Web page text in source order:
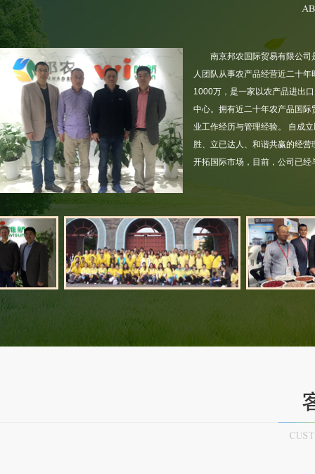
南京邦农国际贸易有限公
人团队从事农产品经营近二十
1000万，是一家以农产品进出
中心。拥有近二十年农产品国
业工作经历与管理经验。 自成
胜、立已达人、和谐共赢的经
开拓国际市场，目前，公司已
营业执照 江苏省农产品进出口企